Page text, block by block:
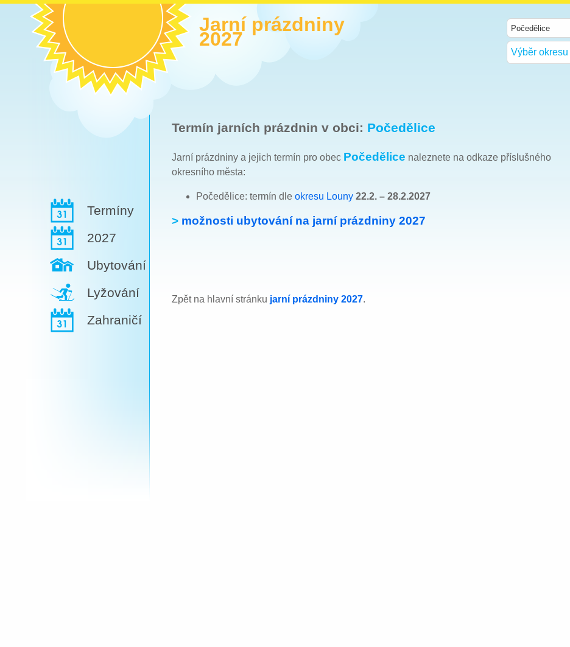
Jarní prázdniny
2027
Výběr okresu
Termíny
2027
Ubytování
Lyžování
Zahraničí
Termín jarních prázdnin v obci: Počedělice
Jarní prázdniny a jejich termín pro obec Počedělice naleznete na odkaze příslušného
okresního města:
Počedělice: termín dle okresu Louny 22.2. – 28.2.2027
> možnosti ubytování na jarní prázdniny 2027
Zpět na hlavní stránku jarní prázdniny 2027.